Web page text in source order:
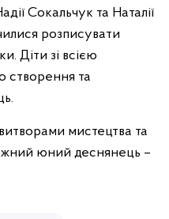
Сокальчук та Наталії
розписувати
Діти зі всією
створення та
мистецтва та
юний деснянець –